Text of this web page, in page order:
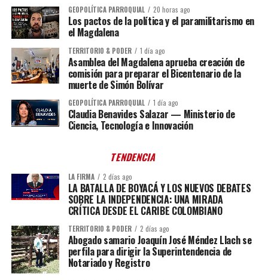
GEOPOLÍTICA PARROQUIAL 20 horas ago
Los pactos de la política y el paramilitarismo en
el Magdalena
TERRITORIO & PODER 1 día ago
Asamblea del Magdalena aprueba creación de
comisión para preparar el Bicentenario de la
muerte de Simón Bolívar
GEOPOLÍTICA PARROQUIAL 1 día ago
Claudia Benavides Salazar — Ministerio de
Ciencia, Tecnología e Innovación
TENDENCIA
LA FIRMA 2 días ago
LA BATALLA DE BOYACÁ Y LOS NUEVOS DEBATES
SOBRE LA INDEPENDENCIA: UNA MIRADA
CRÍTICA DESDE EL CARIBE COLOMBIANO
TERRITORIO & PODER 2 días ago
Abogado samario Joaquín José Méndez Llach se
perfila para dirigir la Superintendencia de
Notariado y Registro